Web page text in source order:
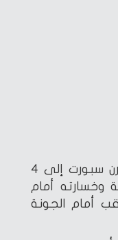
في المقابل، ارتفع رصيد مودرن سبورت إلى 4
أمام
أمام الجونة